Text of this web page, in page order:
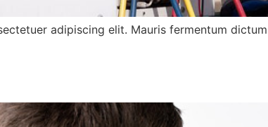
adipiscing elit. Mauris fermentum